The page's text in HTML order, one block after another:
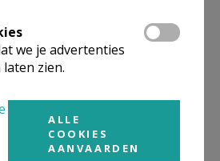
we je advertenties
zien.
ALLE
COOKIES
AANVAARDEN